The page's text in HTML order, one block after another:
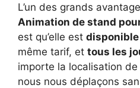
L’un des grands
Animation de stand
est qu’elle est
même tarif, et tous les
importe la localisation
nous nous déplaçons